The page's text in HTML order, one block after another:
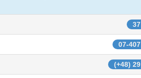
37
07-407
(+48) 29